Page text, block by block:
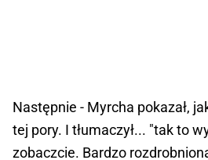
Następnie - Myrcha pokazał,
tej pory. I tłumaczył... "tak to
zobaczcie. Bardzo